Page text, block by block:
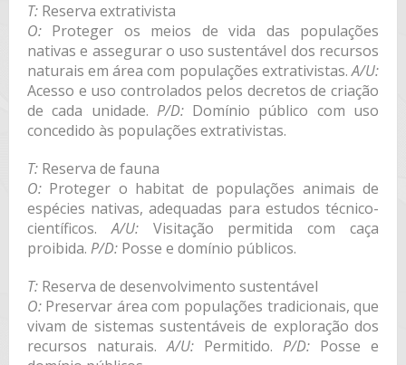
T:Reserva extrativista
O:Proteger os meios de vida das populações
nativas e assegurar o uso sustentável dos recursos
naturais em área com populações extrativistas.A/U:
Acesso e uso controlados pelos decretos de criação
de cada unidade. P/D:Domínio público com uso
concedido às populações extrativistas.
T:Reserva de fauna
O:Proteger o habitat de populações animais de
espécies nativas, adequadas para estudos técnico-
científicos.A/U:Visitação permitida com caça
proibida. P/D:Posse e domínio públicos.
T:Reserva de desenvolvimento sustentável
O:Preservar área com populações tradicionais, que
vivam de sistemas sustentáveis de exploração dos
recursos naturais.A/U:Permitido.P/D: Posse e